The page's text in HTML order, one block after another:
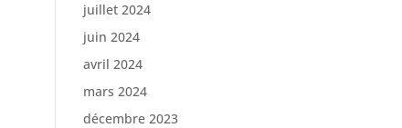
juillet 2024
juin 2024
avril 2024
mars 2024
décembre 2023